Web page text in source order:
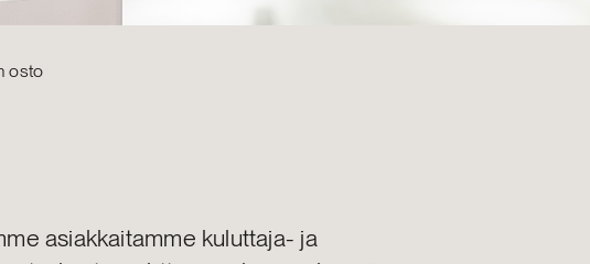
osto
asiakkaitamme kuluttaja- ja